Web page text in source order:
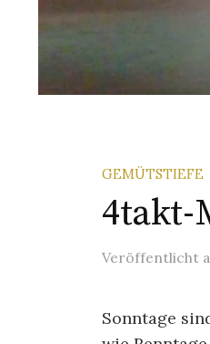
GEMÜTSTIEFE
4takt-
Veröffentlicht
Sonntage